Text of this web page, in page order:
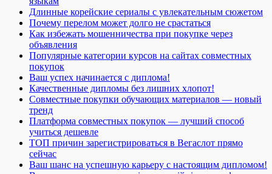
Длинные корейские сериалы с увлекательным сюжетом
Почему перелом может долго не срастаться
Как избежать мошенничества при покупке через
объявления
Популярные категории курсов на сайтах совместных
покупок
Ваш успех начинается с диплома!
Качественные дипломы без лишних хлопот!
Совместные покупки обучающих материалов — новый
тренд
Платформа совместных покупок — лучший способ
учиться дешевле
ТОП причин зарегистрироваться в Вегаслот прямо
сейчас
Ваш шанс на успешную карьеру с настоящим дипломом!